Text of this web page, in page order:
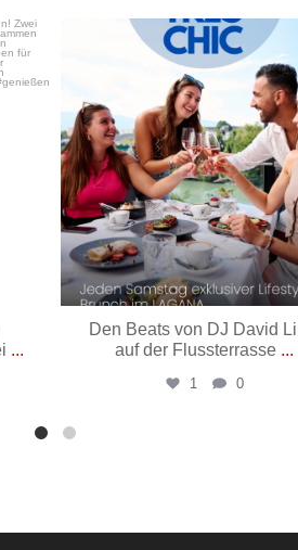
...
Mai 29
Den Beats von DJ David
auf der Flussterrasse ...
1 0